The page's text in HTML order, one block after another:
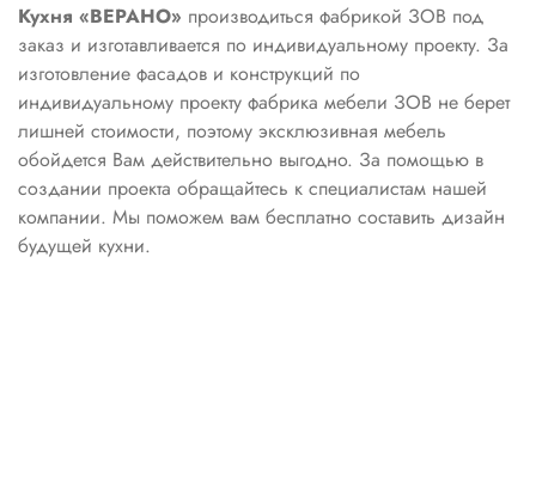
Кухня «ВЕРАНО» производиться фабрикой ЗОВ под
заказ и изготавливается по индивидуальному проекту. За
изготовление фасадов и конструкций по
индивидуальному проекту фабрика мебели ЗОВ не берет
лишней стоимости, поэтому эксклюзивная мебель
обойдется Вам действительно выгодно. За помощью в
создании проекта обращайтесь к специалистам нашей
компании. Мы поможем вам бесплатно составить дизайн
будущей кухни.